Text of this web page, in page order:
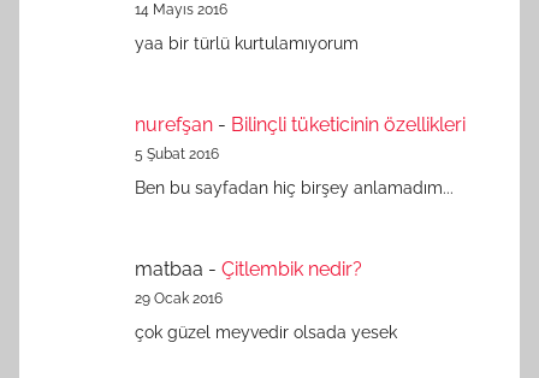
14 Mayıs 2016
yaa bir türlü kurtulamıyorum
nurefşan - Bilinçli tüketicinin özellikleri
5 Şubat 2016
Ben bu sayfadan hiç birşey anlamadım...
matbaa - Çitlembik nedir?
29 Ocak 2016
çok güzel meyvedir olsada yesek